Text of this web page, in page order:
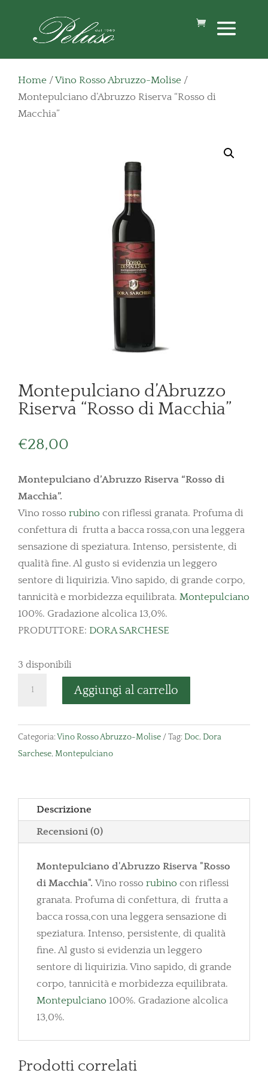
Home /Vino Rosso Abruzzo-Molise /
Montepulciano d’Abruzzo Riserva “Rosso di
Macchia”
Montepulciano d’Abruzzo
Riserva “Rosso di Macchia”
€28,00
Montepulciano d’Abruzzo Riserva “Rosso di
Macchia”.
Vino rosso rubino con riflessi granata. Profuma di
confettura di frutta a bacca rossa,con una leggera
sensazione di speziatura. Intenso, persistente, di
qualità fine. Al gusto si evidenzia un leggero
sentore di liquirizia. Vino sapido, di grande corpo,
tannicità e morbidezza equilibrata. Montepulciano
100%. Gradazione alcolica 13,0%.
PRODUTTORE: DORA SARCHESE
3 disponibili
"Rosso
di
Aggiungi al carrello
Categoria:Vino Rosso Abruzzo-Molise Tag: Doc, Dora
Sarchese, Montepulciano
Descrizione
Recensioni (0)
Montepulciano d'Abruzzo Riserva "Rosso
di Macchia". Vino rosso rubino con riflessi
granata. Profuma di confettura, di frutta a
bacca rossa,con una leggera sensazione di
speziatura. Intenso, persistente, di qualità
fine. Al gusto si evidenzia un leggero
sentore di liquirizia. Vino sapido, di grande
corpo, tannicità e morbidezza equilibrata.
Montepulciano 100%. Gradazione alcolica
13,0%.
Prodotti correlati